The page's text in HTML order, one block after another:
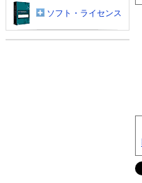
ソフト・ライセンス